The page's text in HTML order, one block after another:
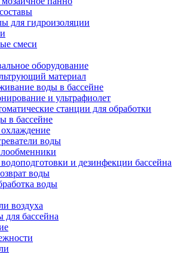
для гидроизоляции
смеси
оборудование
материал
воды в бассейне
и ультрафиолет
станции для обработки
в бассейне
воды
и дезинфекции бассейна
воды
воды
воздуха
для бассейна